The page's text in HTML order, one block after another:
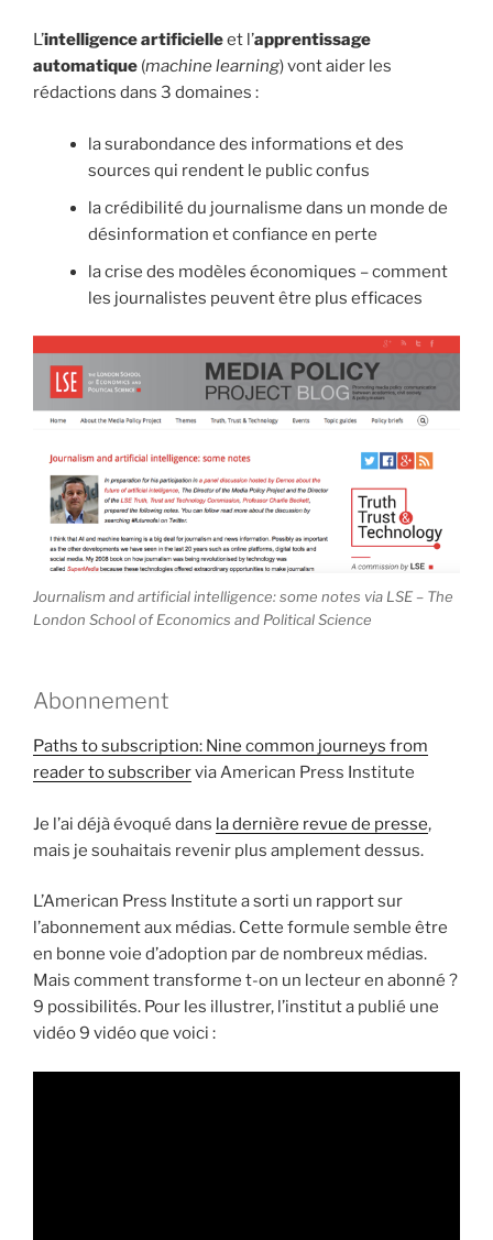
L’intelligence artificielleet l’apprentissage
automatique (machine learning) vont aider les
rédactions dans 3 domaines :
la surabondance des informations et des
sources qui rendent le public confus
la crédibilité du journalisme dans un monde de
désinformation et confiance en perte
la crise des modèles économiques – comment
les journalistes peuvent être plus efficaces
Journalism and artificial intelligence: some notes via LSE – The
London School of Economics and Political Science
Abonnement
Paths to subscription: Nine common journeys from
reader to subscribervia American Press Institute
Je l’ai déjà évoqué dans la dernière revue de presse,
mais je souhaitais revenir plus amplement dessus.
L’American Press Institute a sorti un rapport sur
l’abonnement aux médias. Cette formule semble être
en bonne voie d’adoption par de nombreux médias.
Mais comment transforme t-on un lecteur en abonné ?
9 possibilités. Pour les illustrer, l’institut a publié une
vidéo 9 vidéo que voici :